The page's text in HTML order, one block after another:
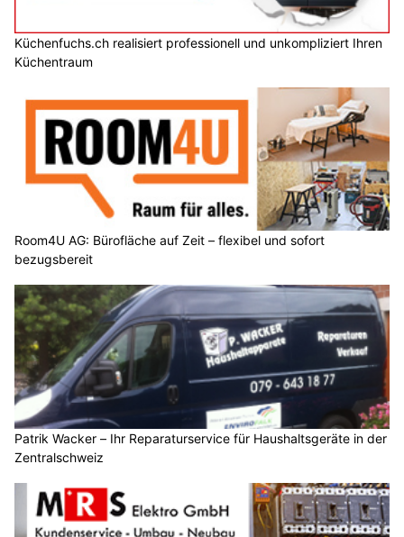
Küchenfuchs.ch realisiert professionell und unkompliziert Ihren
Küchentraum
Room4U AG: Bürofläche auf Zeit – flexibel und sofort
bezugsbereit
Patrik Wacker – Ihr Reparaturservice für Haushaltsgeräte in der
Zentralschweiz